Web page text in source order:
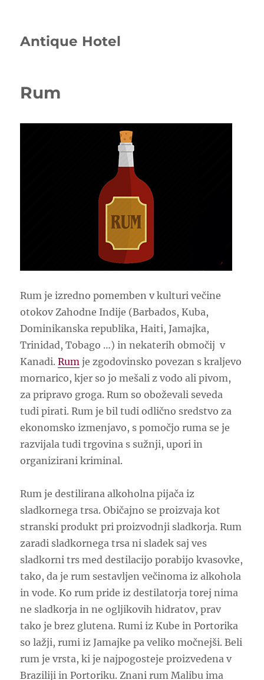
Antique Hotel
Rum
Rum je izredno pomemben v kulturi večine
otokov Zahodne Indije (Barbados, Kuba,
Dominikanska republika, Haiti, Jamajka,
Trinidad, Tobago …) in nekaterih območij v
Kanadi.Rum je zgodovinsko povezan s kraljevo
mornarico, kjer so jo mešali z vodo ali pivom,
za pripravo groga. Rum so oboževali seveda
tudi pirati. Rum je bil tudi odlično sredstvo za
ekonomsko izmenjavo, s pomočjo ruma se je
razvijala tudi trgovina s sužnji, upori in
organizirani kriminal.
Rum je destilirana alkoholna pijača iz
sladkornega trsa. Običajno se proizvaja kot
stranski produkt pri proizvodnji sladkorja. Rum
zaradi sladkornega trsa ni sladek saj ves
sladkorni trs med destilacijo porabijo kvasovke,
tako, da je rum sestavljen večinoma iz alkohola
in vode. Ko rum pride iz destilatorja torej nima
ne sladkorja in ne ogljikovih hidratov, prav
tako je brez glutena. Rumi iz Kube in Portorika
so lažji, rumi iz Jamajke pa veliko močnejši. Beli
rum je vrsta, ki je najpogosteje proizvedena v
Braziliji in Portoriku. Znani rum Malibu ima